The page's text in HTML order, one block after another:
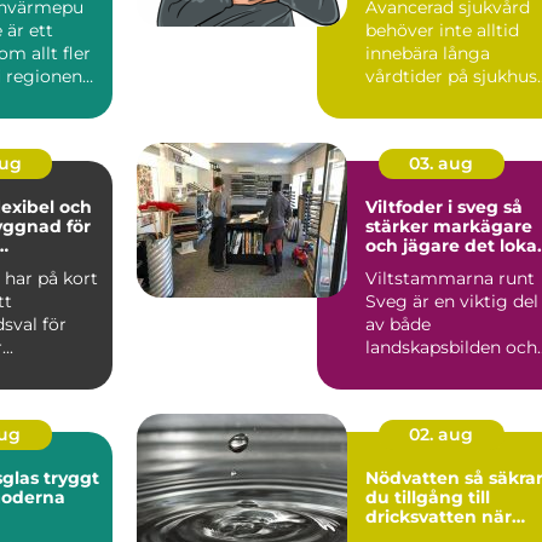
är ett
allt fler
regionen
Avancerad sjukvård
behöver inte alltid
innebära långa
vårdtider på sjukhus.
sjuka pe...
och
för
har på kort
för
03. aug
Viltfoder i sveg så
stärker markägare
och jägare det
Viltstammarna runt
Sveg är en viktig del
av både
landskapsbilden och
och annat...
tryggt
02. aug
Nödvatten så säkrar
du tillgång till
dricksvatten när